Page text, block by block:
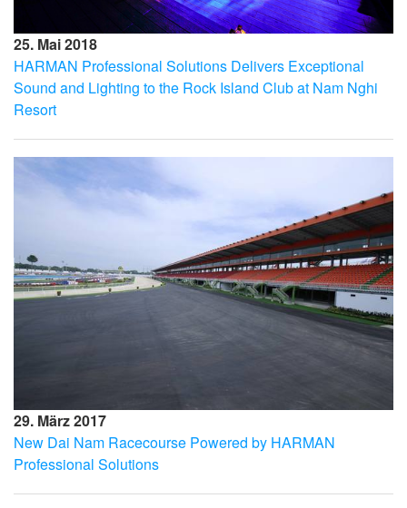
25. Mai 2018
HARMAN Professional Solutions Delivers Exceptional
Sound and Lighting to the Rock Island Club at Nam Nghi
Resort
29. März 2017
New Dai Nam Racecourse Powered by HARMAN
Professional Solutions